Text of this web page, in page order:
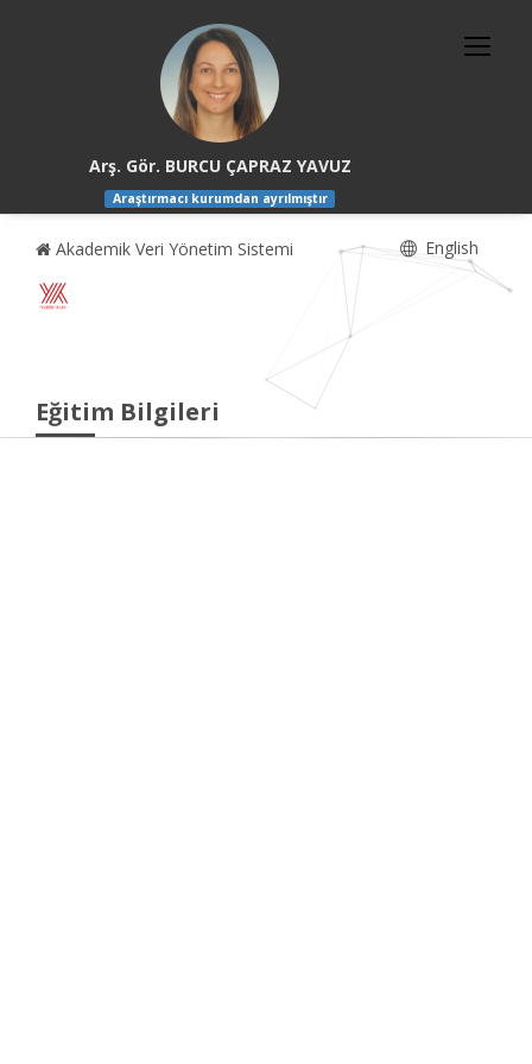
Arş. Gör. BURCU ÇAPRAZ YAVUZ
Araştırmacı kurumdan ayrılmıştır
Akademik Veri Yönetim Sistemi English
Eğitim Bilgileri